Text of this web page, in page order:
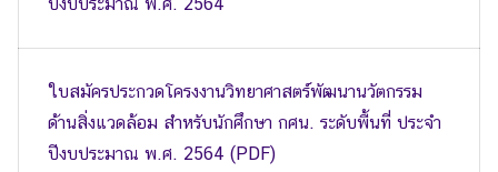
ใบสมัครประกวดโครงงานวิทยาศาสตร์พัฒนานวัตกรรม
ด้านสิ่งแวดล้อม สำหรับนักศึกษา กศน. ระดับพื้นที่ ประจำ
ปีงบประมาณ พ.ศ. 2564 (PDF)